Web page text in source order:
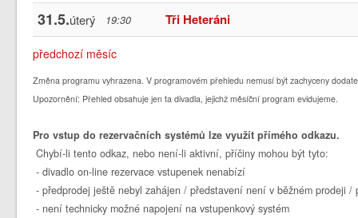
31.5.úterý 19:30 Tři Heteráni
předchozí měsíc
Změna programu vyhrazena. V programovém přehledu nemusí být zachyceny
Upozornění: Přehled obsahuje jen ta divadla, jejichž měsíční program evidujeme.
Pro vstup do rezervačních systémů lze využít přímého odkazu.
Chybí-li tento odkaz, nebo není-li aktivní, příčiny mohou být tyto:
- divadlo on-line rezervace vstupenek nenabízí
- předprodej ještě nebyl zahájen / představení není v běžném prodeji /
- není technicky možné napojení na vstupenkový systém